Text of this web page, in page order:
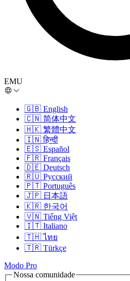
EMU
🇬🇧 English
🇨🇳 简体中文
🇭🇰 繁體中文
🇮🇳 हिन्दी
🇪🇸 Español
🇫🇷 Français
🇩🇪 Deutsch
🇷🇺 Русский
🇵🇹 Português
🇯🇵 日本語
🇰🇷 한국어
🇻🇳 Tiếng Việt
🇮🇹 Italiano
🇹🇭 ไทย
🇹🇷 Türkçe
Modo Pro
Nossa comunidade